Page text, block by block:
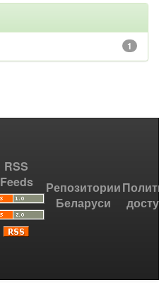
1
RSS
Feeds
Репозитории
Беларуси